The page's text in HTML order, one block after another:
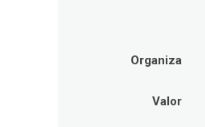
Organiza
Valor